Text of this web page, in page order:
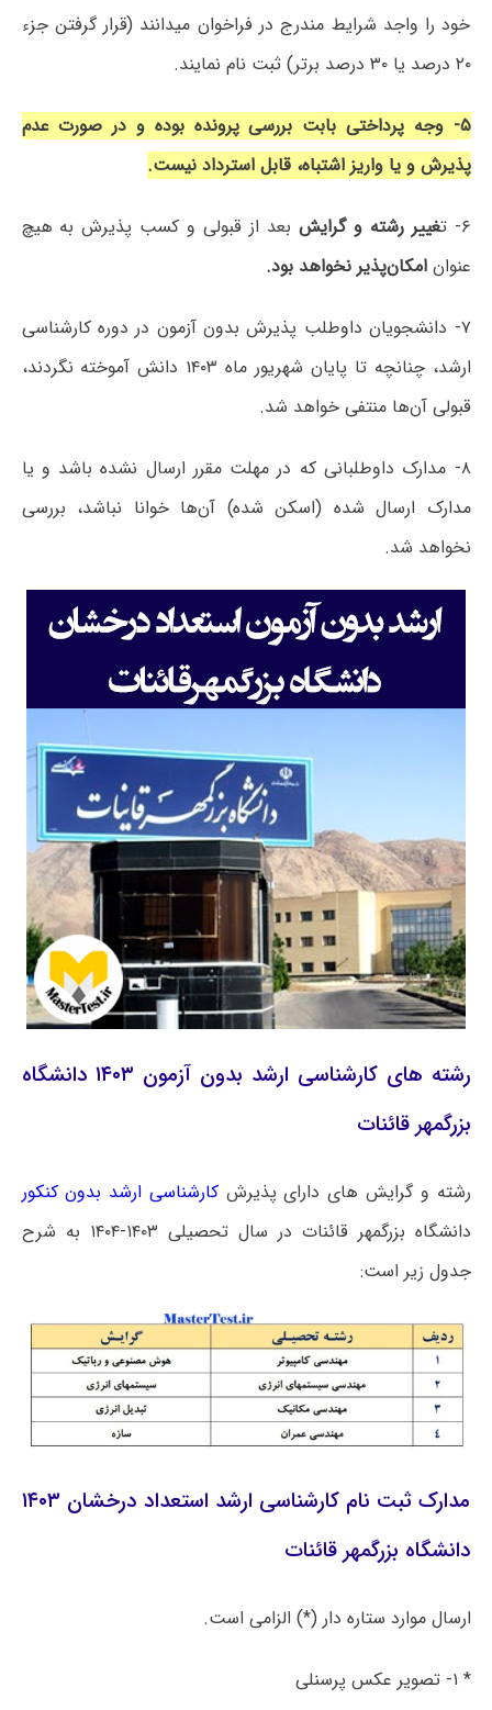
خود را واجد شرایط مندرج در فراخوان میدانند (قرار گرفتن جزء
۲۰ درصد یا ۳۰ درصد برتر) ثبت نام نمایند.
۵- وجه پرداختی بابت بررسی پرونده بوده و در صورت‌ عدم
پذیرش و یا واریز اشتباه، قابل استرداد نیست.
۶- ت غییر رشته و گرایش بعد از قبولی و کسب پذیرش به هیچ
عنوانامکان‌پذیر نخواهد بود.
۷- دانشجویان داوطلب پذیرش بدون آزمون در دوره کارشناسی
ارشد، چنانچه تا پایان شهریور ماه ۱۴۰۳ دانش آموخته نگردند،
قبولی آن‌ها منتفی خواهد شد.
۸- مدارک داوطلبانی که در مهلت مقرر ارسال نشده باشد و یا
مدارک ارسال شده (اسکن شده) آن‌ها خوانا نباشد، بررسی
نخواهد شد.
رشته های کارشناسی ارشد بدون آزمون ۱۴۰۳ دانشگاه
بزرگمهر قائنات
رشته و گرایش های دارای پذیرشکارشناسی ارشد بدون کنکور
دانشگاه بزرگمهر قائنات در سال تحصیلی ۱۴۰۳-۱۴۰۴ به شرح
جدول زیر است:
مدارک ثبت نام کارشناسی ارشد استعداد درخشان ۱۴۰۳
دانشگاه بزرگمهر قائنات
ارسال موارد ستاره دار (*) الزامی است.
* ۱- تصویر عکس پرسنلی